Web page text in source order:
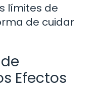
límites de
de cuidar
Efectos